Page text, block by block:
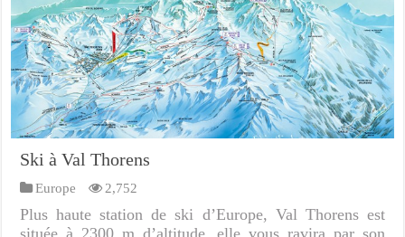
Ski à Val Thorens
Europe 2,752
Plus haute station de ski d’Europe, Val Thorens est